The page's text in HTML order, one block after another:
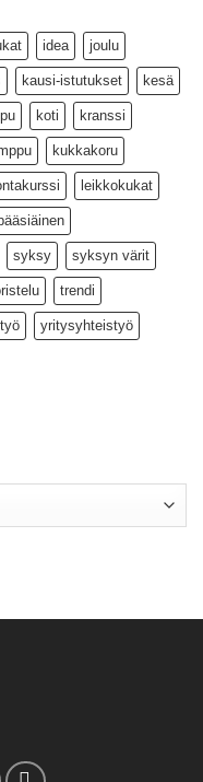
idea joulu
kausi-istutukset kesä
koti kranssi
kukkakoru
leikkokukat
syksy syksyn värit
trendi
yritysyhteistyö